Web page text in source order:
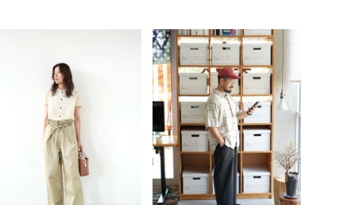
BINGOYA
無料公式アプリダウンロード
在庫なし含む